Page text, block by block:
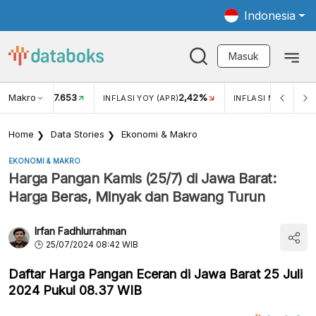
Indonesia
Masuk
Makro
USD/IDR 17.653 INFLASI YOY (APR)2,42% INFLASI MOM (APR)
Home Data Stories Ekonomi & Makro
EKONOMI & MAKRO
Harga Pangan Kamis (25/7) di Jawa Barat:
Harga Beras, Minyak dan Bawang Turun
Irfan Fadhlurrahman
25/07/2024 08:42 WIB
Daftar Harga Pangan Eceran di Jawa Barat 25 Juli
2024 Pukul 08.37 WIB